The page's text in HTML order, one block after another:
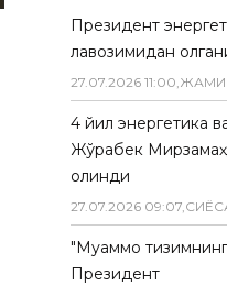
Президент
лавозимидан
27.07.2026 11:00,
4 йил энергетика
Жўрабек
олинди
27.07.2026 09:07,
"Муаммо
Президент